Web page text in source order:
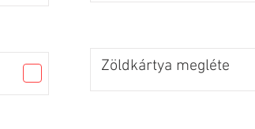
Zöldkártya megléte